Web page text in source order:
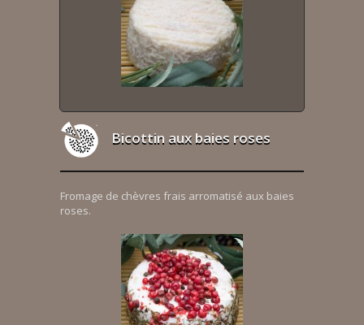
Bicottin aux baies roses
Fromage de chèvres frais arromatisé aux baies
roses.